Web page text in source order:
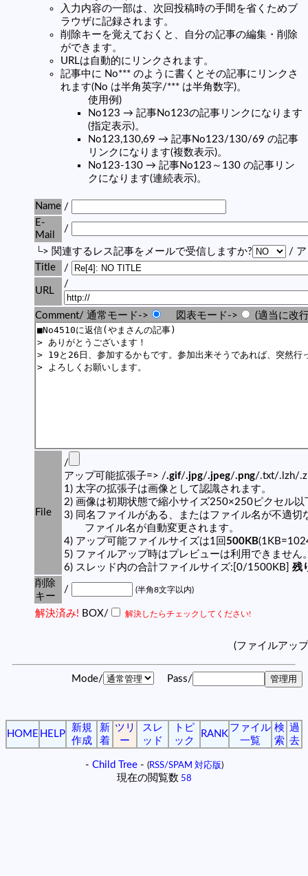
入力内容の一部は、次回投稿時の手間を省くためブ
ラウザに記録されます。
削除キーを覚えておくと、自分の記事の編集・削除
ができます。
URLは自動的にリンクされます。
記事中に No*** のように書くとその記事にリンクさ
れます(No は半角英字/*** は半角数字)。
使用例)
No123 → 記事No123の記事リンクになります
(指定表示)。
No123,130,69 → 記事No123/130/69 の記事
リンクになります(複数表示)。
No123-130 → 記事No123～130 の記事リン
クになります(連続表示)。
Name /
E-
Mail
/
└> 関連するレス記事をメールで受信しますか?
/ ア
Title
/
URL
/
Comment/ 通常モード-> 図表モード-> (適当に改
File
/
アップ可能拡張子=> /.gif/.jpg/.jpeg/.png/.txt/.lzh/
1) 太字の拡張子は画像として認識されます。
2) 画像は初期状態で縮小サイズ250×250ピクセル以
3) 同名ファイルがある、またはファイル名が不適切
ファイル名が自動変更されます。
4) アップ可能ファイルサイズは1回 500KB
5) ファイルアップ時はプレビューは利用できません
6) スレッド内の合計ファイルサイズ:[0/1500KB] 残
削除
キー
/ (半角8文字以内)
解決済み! BOX/ 解決したらチェックしてください!
(ファイルアッ
Mode/ Pass/
HOME HELP
新規
作成
新
着
ツリ
ー
スレ
ッド
トピ
ック
RANK
ファイル
一覧
検
索
過
去
- Child Tree- (RSS/SPAM 対応版)
現在の閲覧数 58